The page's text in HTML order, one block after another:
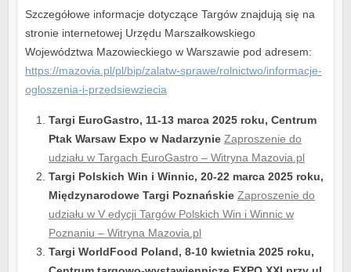
Szczegółowe informacje dotyczące Targów znajdują się na
stronie internetowej Urzędu Marszałkowskiego
Województwa Mazowieckiego w Warszawie pod adresem:
https://mazovia.pl/pl/bip/zalatw-sprawe/rolnictwo/informacje-
ogloszenia-i-przedsiewziecia
Targi EuroGastro, 11-13 marca 2025 roku, Centrum
Ptak Warsaw Expo w Nadarzynie Zaproszenie do
udziału w Targach EuroGastro – Witryna Mazovia.pl
Targi Polskich Win i Winnic, 20-22 marca 2025 roku,
Międzynarodowe Targi Poznańskie Zaproszenie do
udziału w V edycji Targów Polskich Win i Winnic w
Poznaniu – Witryna Mazovia.pl
Targi WorldFood Poland, 8-10 kwietnia 2025 roku,